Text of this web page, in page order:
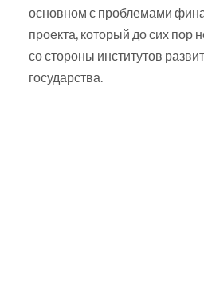
основном с проблемами
проекта, который до сих пор
со стороны институтов
государства.